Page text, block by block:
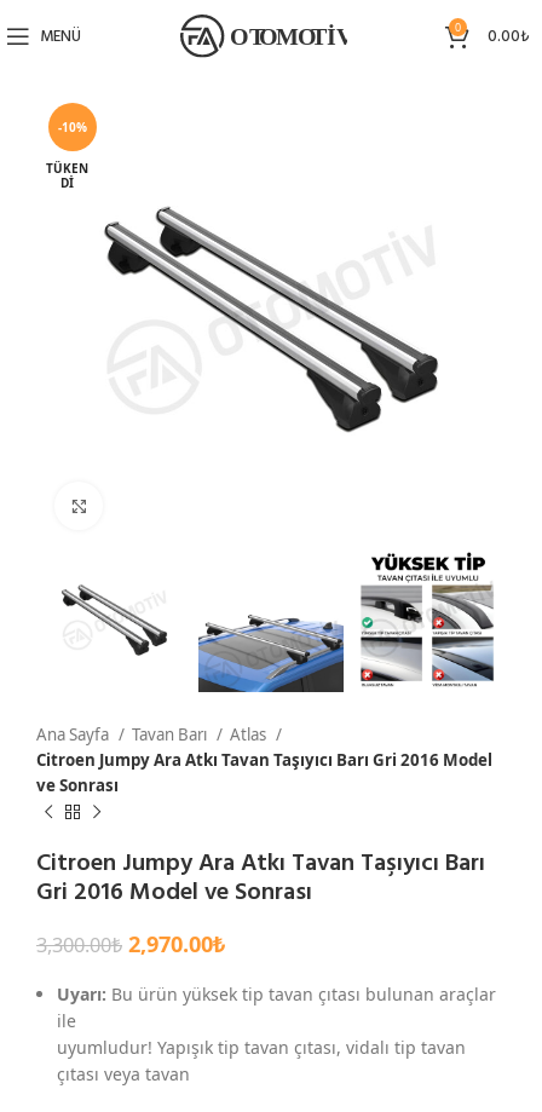
MENÜ 0 0.00₺
-10%
TÜKEN
DI
Ana Sayfa Tavan Barı
Atlas
Citroen Jumpy Ara Atkı Tavan Taşıyıcı Barı Gri 2016 Model
ve Sonrası
Citroen Jumpy Ara Atkı Tavan Taşıyıcı Barı
Gri 2016 Model ve Sonrası
3,300.00₺ 2,970.00₺
Uyarı: Bu ürün yüksek tip tavan çıtası bulunan araçlar
ile
uyumludur! Yapışık tip tavan çıtası, vidalı tip tavan
çıtası veya tavan